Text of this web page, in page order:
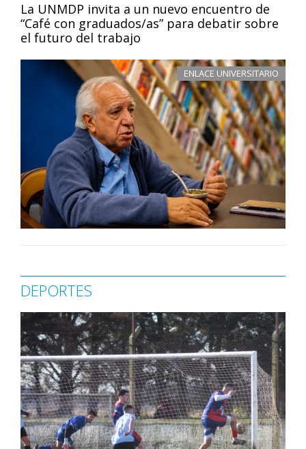
La UNMDP invita a un nuevo encuentro de
“Café con graduados/as” para debatir sobre
el futuro del trabajo
ENLACE UNIVERSITARIO
DEPORTES